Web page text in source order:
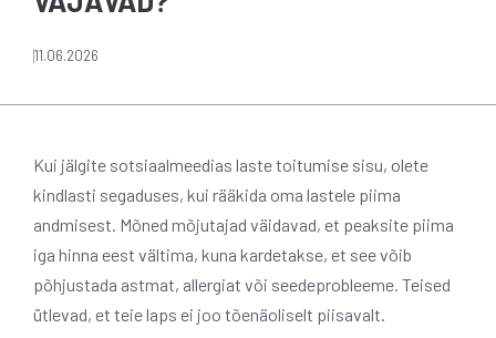
11.06.2026
Kui jälgite sotsiaalmeedias laste toitumise sisu, olete
kindlasti segaduses, kui rääkida oma lastele piima
andmisest. Mõned mõjutajad väidavad, et peaksite piima
iga hinna eest vältima, kuna kardetakse, et see võib
põhjustada astmat, allergiat või seedeprobleeme. Teised
ütlevad, et teie laps ei joo tõenäoliselt piisavalt.